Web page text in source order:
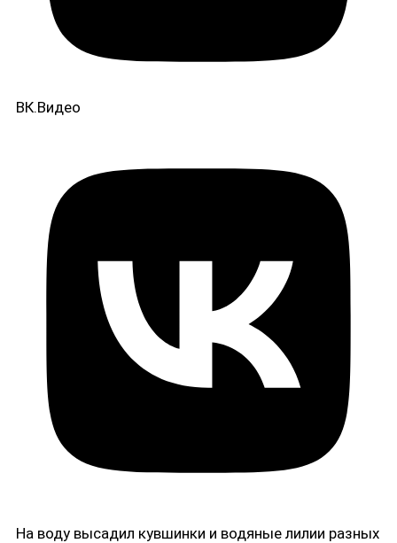
ВК.Видео
На воду высадил кувшинки и водяные лилии разных